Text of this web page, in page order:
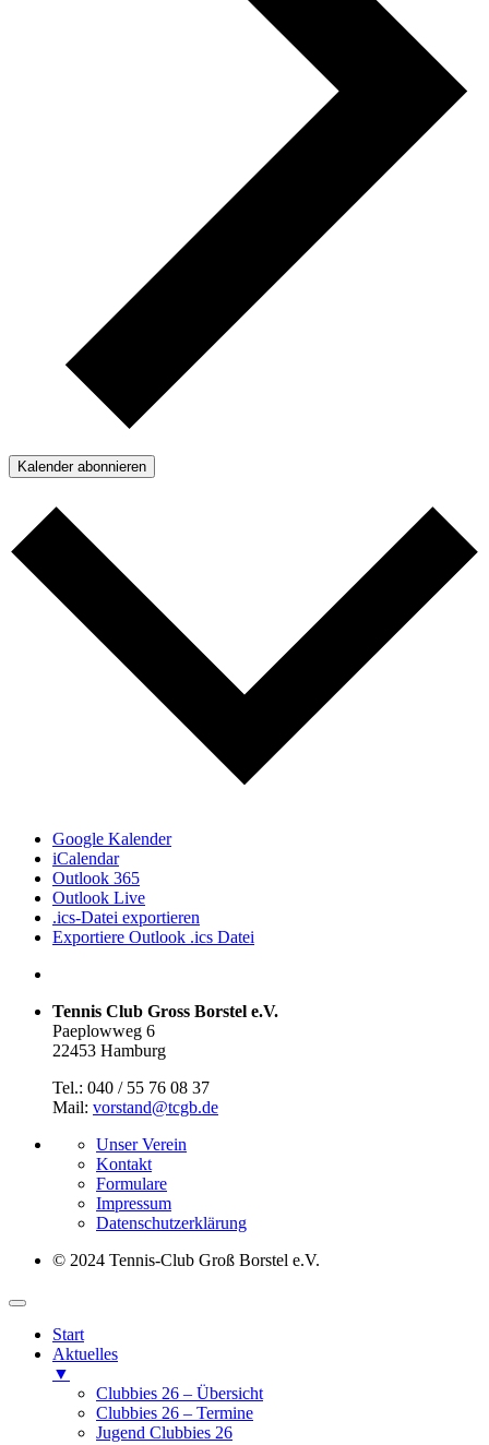
Kalender abonnieren
Google Kalender
iCalendar
Outlook 365
Outlook Live
.ics-Datei exportieren
Exportiere Outlook .ics Datei
Tennis Club Gross Borstel e.V.
Paeplowweg 6
22453 Hamburg
Tel.: 040 / 55 76 08 37
Mail: vorstand@tcgb.de
Unser Verein
Kontakt
Formulare
Impressum
Datenschutz­erklärung
© 2024 Tennis-Club Groß Borstel e.V.
Start
Aktuelles
▼
Clubbies 26 – Übersicht
Clubbies 26 – Termine
Jugend Clubbies 26